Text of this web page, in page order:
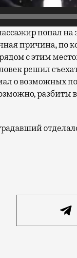
попал
причина, по
с этим
решил
о возможных
разбиты в